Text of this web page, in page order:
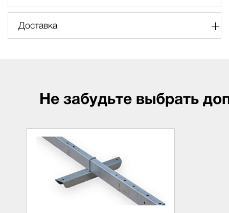
Доставка
Не забудьте выбрать